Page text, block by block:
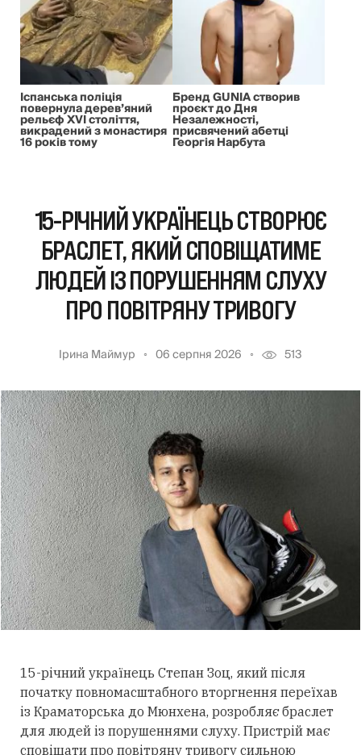
Іспанська поліція
повернула дерев’яний
рельєф XVI століття,
викрадений з монастиря
16 років тому
Бренд GUNIA створив
проєкт до Дня
Незалежності,
присвячений абетці
Георгія Нарбута
15-РІЧНИЙ УКРАЇНЕЦЬ СТВОРЮЄ
БРАСЛЕТ, ЯКИЙ СПОВІЩАТИМЕ
ЛЮДЕЙ ІЗ ПОРУШЕННЯМ СЛУХУ
ПРО ПОВІТРЯНУ ТРИВОГУ
Ірина Маймур 06 серпня 2026 513
15-річний українець Степан Зоц, який після
початку повномасштабного вторгнення переїхав
із Краматорська до Мюнхена, розробляє браслет
для людей із порушеннями слуху. Пристрій має
сповіщати про повітряну тривогу сильною